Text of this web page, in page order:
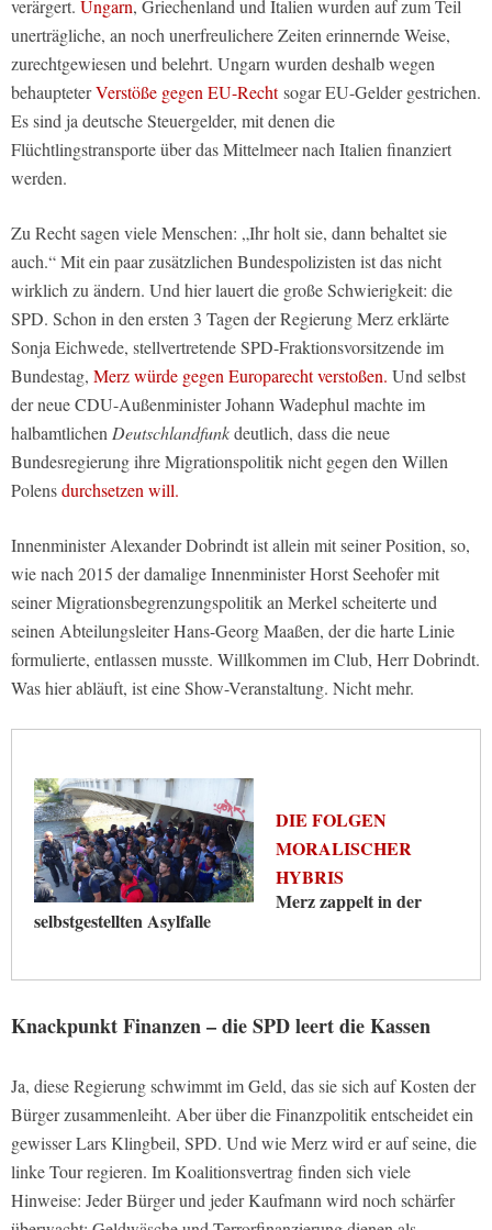
verärgert. Ungarn, Griechenland und Italien wurden auf zum Teil
unerträgliche, an noch unerfreulichere Zeiten erinnernde Weise,
zurechtgewiesen und belehrt. Ungarn wurden deshalb wegen
behaupteterVerstöße gegen EU-Rechtsogar EU-Gelder gestrichen.
Es sind ja deutsche Steuergelder, mit denen die
Flüchtlingstransporte über das Mittelmeer nach Italien finanziert
werden.
Zu Recht sagen viele Menschen: „Ihr holt sie, dann behaltet sie
auch.“ Mit ein paar zusätzlichen Bundespolizisten ist das nicht
wirklich zu ändern. Und hier lauert die große Schwierigkeit: die
SPD. Schon in den ersten 3 Tagen der Regierung Merz erklärte
Sonja Eichwede, stellvertretende SPD-Fraktionsvorsitzende im
Bundestag, Merz würde gegen Europarecht verstoßen. Und selbst
der neue CDU-Außenminister Johann Wadephul machte im
halbamtlichenDeutschlandfunkdeutlich, dass die neue
Bundesregierung ihre Migrationspolitik nicht gegen den Willen
Polensdurchsetzen will.
Innenminister Alexander Dobrindt ist allein mit seiner Position, so,
wie nach 2015 der damalige Innenminister Horst Seehofer mit
seiner Migrationsbegrenzungspolitik an Merkel scheiterte und
seinen Abteilungsleiter Hans-Georg Maaßen, der die harte Linie
formulierte, entlassen musste. Willkommen im Club, Herr Dobrindt.
Was hier abläuft, ist eine Show-Veranstaltung. Nicht mehr.
DIE FOLGEN
MORALISCHER
HYBRIS
Merz zappelt in der
selbstgestellten Asylfalle
Knackpunkt Finanzen – die SPD leert die Kassen
Ja, diese Regierung schwimmt im Geld, das sie sich auf Kosten der
Bürger zusammenleiht. Aber über die Finanzpolitik entscheidet ein
gewisser Lars Klingbeil, SPD. Und wie Merz wird er auf seine, die
linke Tour regieren. Im Koalitionsvertrag finden sich viele
Hinweise: Jeder Bürger und jeder Kaufmann wird noch schärfer